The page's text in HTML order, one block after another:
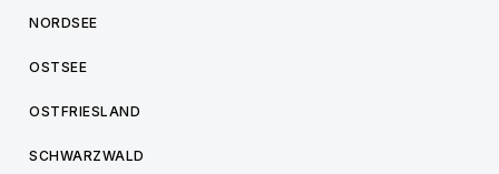
NORDSEE
OSTSEE
OSTFRIESLAND
SCHWARZWALD